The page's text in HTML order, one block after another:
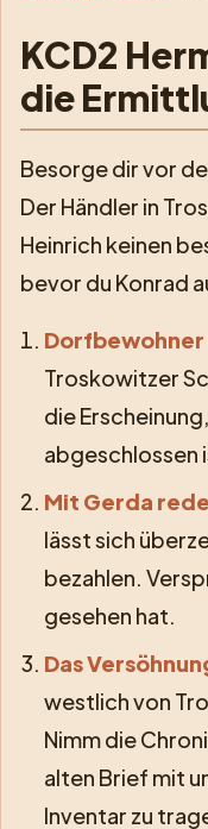
KCD2
die
Besorge dir vor
Der Händler in
Heinrich keinen
bevor du Konrad
Troskowitzer
die
abgeschlossen
Mit Gerda
lässt sich
bezahlen.
gesehen hat.
Das
westlich von
Nimm die
alten Brief mit
Inventar zu